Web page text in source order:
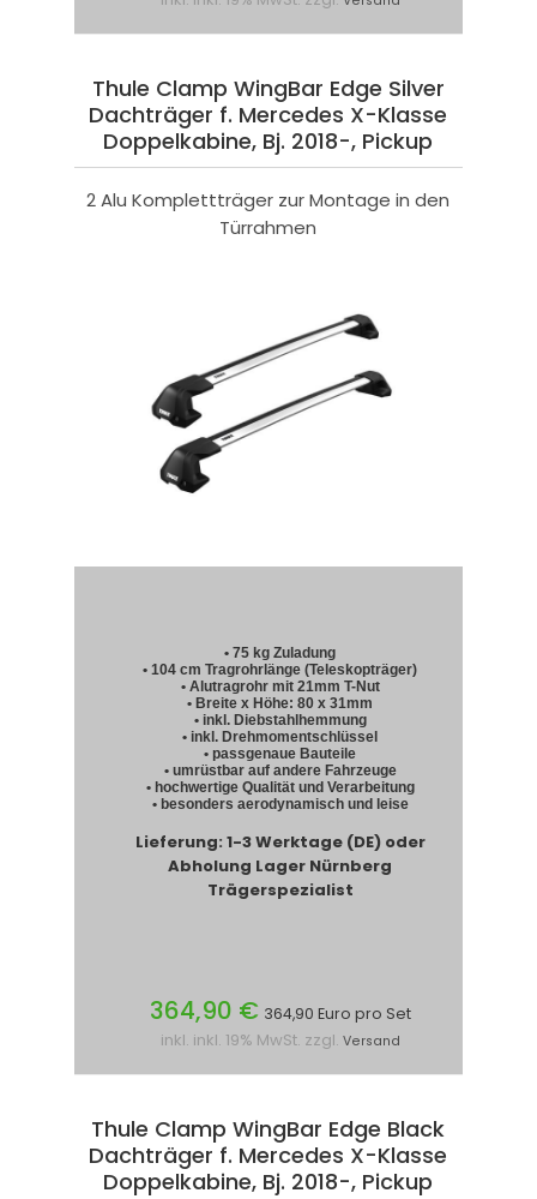
Thule Clamp WingBar Edge Silver
Dachträger f. Mercedes X-Klasse
Doppelkabine, Bj. 2018-, Pickup
2 Alu Komplettträger zur Montage in den
Türrahmen
• 75 kg Zuladung
• 104 cm Tragrohrlänge (Teleskopträger)
• Alutragrohr mit 21mm T-Nut
• Breite x Höhe: 80 x 31mm
• inkl. Diebstahlhemmung
• inkl. Drehmomentschlüssel
• passgenaue Bauteile
• umrüstbar auf andere Fahrzeuge
• hochwertige Qualität und Verarbeitung
• besonders aerodynamisch und leise
Lieferung: 1-3 Werktage (DE) oder
Abholung Lager Nürnberg
Trägerspezialist
364,90 € 364,90 Euro pro Set
inkl. inkl. 19% MwSt. zzgl. Versand
Thule Clamp WingBar Edge Black
Dachträger f. Mercedes X-Klasse
Doppelkabine, Bj. 2018-, Pickup